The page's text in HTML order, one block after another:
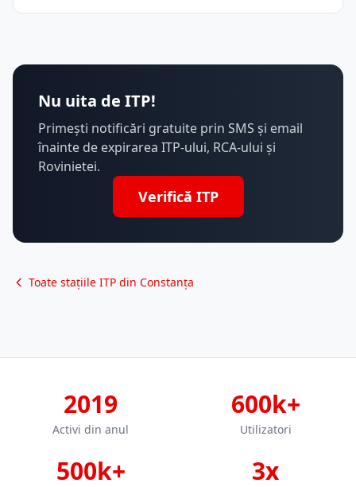
Nu uita de ITP!
Primești notificări gratuite prin SMS și email
înainte de expirarea ITP-ului, RCA-ului și
Rovinietei.
Verifică ITP
Toate stațiile ITP din Constanța
2019
Activi din anul
600k+
Utilizatori
500k+ 3x